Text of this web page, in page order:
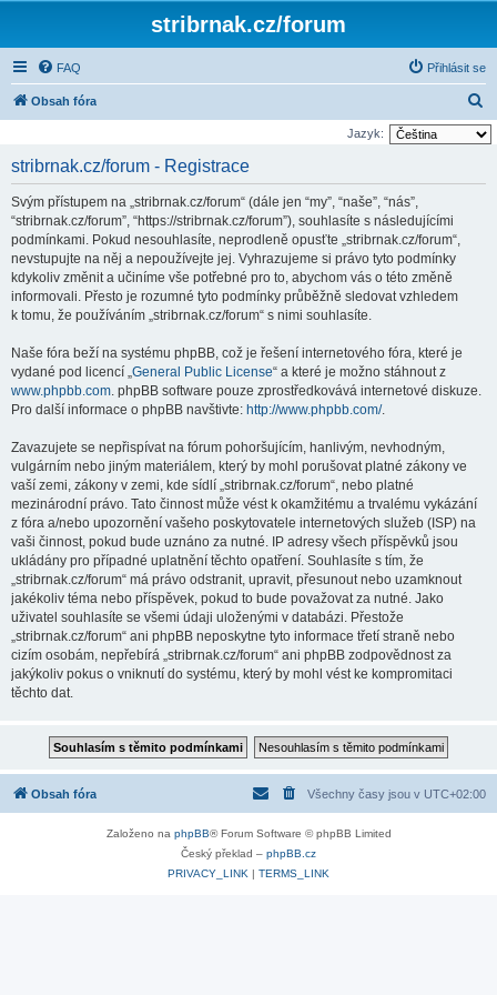
stribrnak.cz/forum
FAQ Přihlásit se
Obsah fóra
l
Jazyk:
stribrnak.cz/forum - Registrace
Svým přístupem na „stribrnak.cz/forum“ (dále jen “my”, “naše”, “nás”,
“stribrnak.cz/forum”, “https://stribrnak.cz/forum”), souhlasíte s následujícími
podmínkami. Pokud nesouhlasíte, neprodleně opusťte „stribrnak.cz/forum“,
nevstupujte na něj a nepoužívejte jej. Vyhrazujeme si právo tyto podmínky
kdykoliv změnit a učiníme vše potřebné pro to, abychom vás o této změně
informovali. Přesto je rozumné tyto podmínky průběžně sledovat vzhledem
k tomu, že používáním „stribrnak.cz/forum“ s nimi souhlasíte.
Naše fóra beží na systému phpBB, což je řešení internetového fóra, které je
vydané pod licencí „General Public License“ a které je možno stáhnout z
www.phpbb.com. phpBB software pouze zprostředkovává internetové diskuze.
Pro další informace o phpBB navštivte: http://www.phpbb.com/.
Zavazujete se nepřispívat na fórum pohoršujícím, hanlivým, nevhodným,
vulgárním nebo jiným materiálem, který by mohl porušovat platné zákony ve
vaší zemi, zákony v zemi, kde sídlí „stribrnak.cz/forum“, nebo platné
mezinárodní právo. Tato činnost může vést k okamžitému a trvalému vykázání
z fóra a/nebo upozornění vašeho poskytovatele internetových služeb (ISP) na
vaši činnost, pokud bude uznáno za nutné. IP adresy všech příspěvků jsou
ukládány pro případné uplatnění těchto opatření. Souhlasíte s tím, že
„stribrnak.cz/forum“ má právo odstranit, upravit, přesunout nebo uzamknout
jakékoliv téma nebo příspěvek, pokud to bude považovat za nutné. Jako
uživatel souhlasíte se všemi údaji uloženými v databázi. Přestože
„stribrnak.cz/forum“ ani phpBB neposkytne tyto informace třetí straně nebo
cizím osobám, nepřebírá „stribrnak.cz/forum“ ani phpBB zodpovědnost za
jakýkoliv pokus o vniknutí do systému, který by mohl vést ke kompromitaci
těchto dat.
Obsah fóra Všechny časy jsou v UTC+02:00
Založeno na phpBB® Forum Software © phpBB Limited
Český překlad – phpBB.cz
PRIVACY_LINK | TERMS_LINK